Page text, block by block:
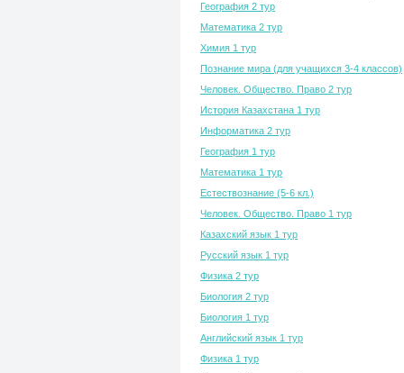
География 2 тур
Математика 2 тур
Химия 1 тур
Познание мира (для учащихся 3-4 классов)
Человек. Общество. Право 2 тур
История Казахстана 1 тур
Информатика 2 тур
География 1 тур
Математика 1 тур
Естествознание (5-6 кл.)
Человек. Общество. Право 1 тур
Казахский язык 1 тур
Русский язык 1 тур
Физика 2 тур
Биология 2 тур
Биология 1 тур
Английский язык 1 тур
Физика 1 тур